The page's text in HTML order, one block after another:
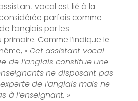
vocal est lié à la
parfois comme
l’anglais par les
Comme l’indique le
« Cet assistant vocal
de l’anglais constitue une
ne disposant pas
de l’anglais mais ne
à l’enseignant. »